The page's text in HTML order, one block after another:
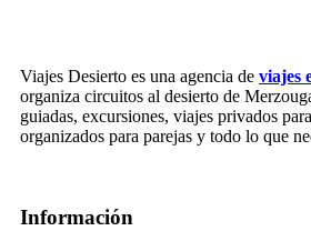
Viajes Desierto es una agencia de viajes
organiza circuitos al desierto de
guiadas, excursiones, viajes privados
organizados para parejas y todo lo que
Información